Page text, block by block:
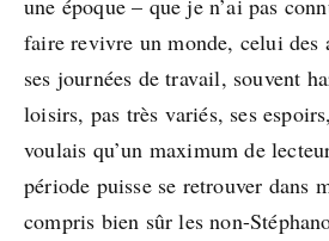
une époque – que je n’ai pas
faire revivre un monde, celui des
ses journées de travail, souvent
loisirs, pas très variés, ses
voulais qu’un maximum de
période puisse se retrouver dans
compris bien sûr les non-